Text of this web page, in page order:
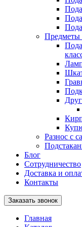
Предметы
Разнос с
Блог
Сотрудничество
Доставка и
Контакты
Заказать звонок
Главная